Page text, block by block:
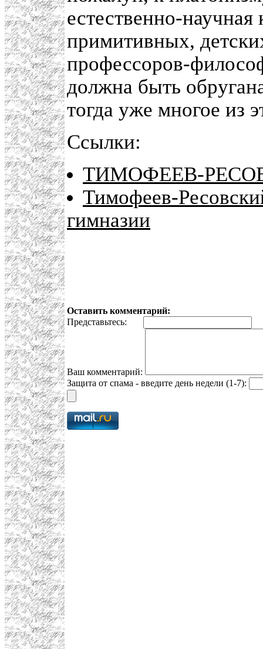
естественно-
примитивных,
профессоров-
должна быть
тогда уже многое из
Ссылки:
ТИМОФЕЕВ-
Тимофеев-
гимназии
Оставить комментарий:
Представьтесь:
Ваш комментарий:
Защита от спама - введите день недели (1-7):